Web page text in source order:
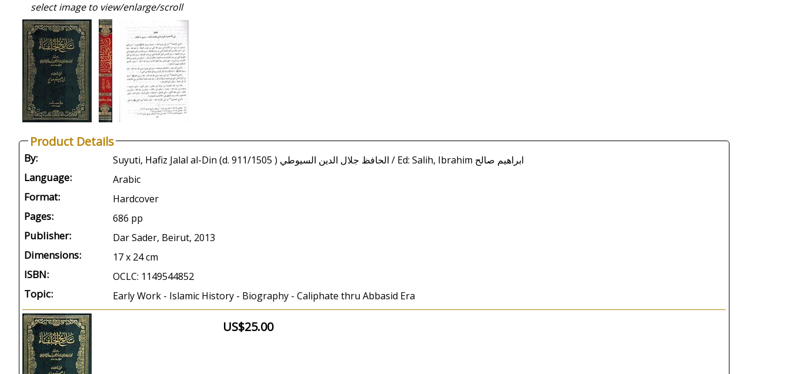
select image to view/enlarge/scroll
Product Details
By: Suyuti, Hafiz Jalal al-Din (d. 911/1505 ) الحافظ جلال الدين السيوطي / Ed: Salih, Ibrahim ابراهيم صالح
Language: Arabic
Format: Hardcover
Pages: 686 pp
Publisher: Dar Sader, Beirut, 2013
Dimensions: 17 x 24 cm
ISBN: OCLC: 1149544852
Topic: Early Work - Islamic History - Biography - Caliphate thru Abbasid Era
US$25.00